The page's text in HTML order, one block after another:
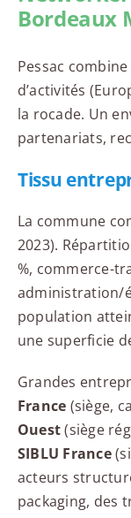
Bordeaux
Pessac
d’activités
la rocade. Un
partenariats,
Tissu
La commune
2023).
%, commerce-
administration/
population
une superficie
Grandes
France (siège,
Ouest(siège
SIBLU France
acteurs
packaging, des